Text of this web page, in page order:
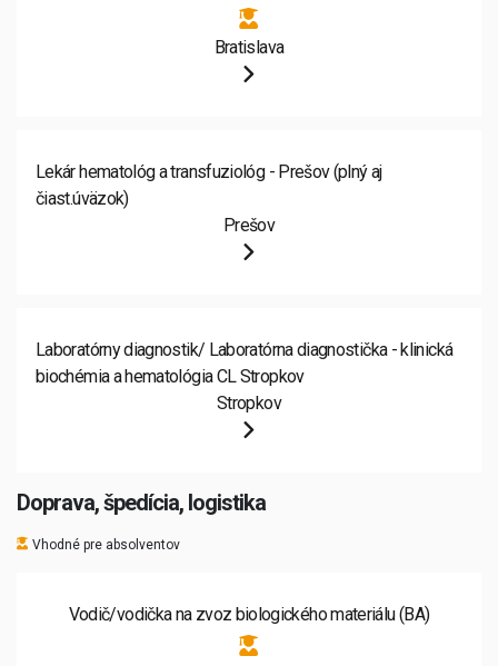
Bratislava
Lekár hematológ a transfuziológ - Prešov (plný aj
čiast.úväzok)
Prešov
Laboratórny diagnostik/ Laboratórna diagnostička - klinická
biochémia a hematológia CL Stropkov
Stropkov
Doprava, špedícia, logistika
Vhodné pre absolventov
Vodič/vodička na zvoz biologického materiálu (BA)